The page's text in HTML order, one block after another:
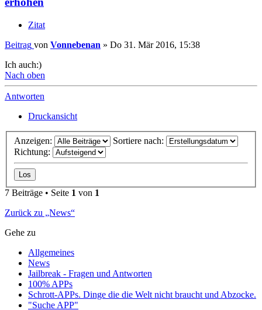
Zitat
Beitrag von Vonnebenan » Do 31. Mär 2016, 15:38
Ich auch:)
Nach oben
Antworten
Druckansicht
Anzeigen:
Sortiere nach:
Richtung:
7 Beiträge • Seite 1 von 1
Zurück zu „News“
Gehe zu
Allgemeines
News
Jailbreak - Fragen und Antworten
100% APPs
Schrott-APPs. Dinge die die Welt nicht braucht und Abzocke.
"Suche APP"